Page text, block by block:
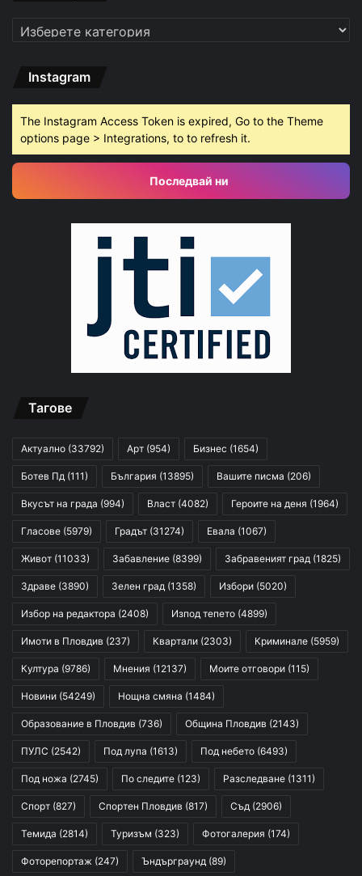
Категории
Instagram
The Instagram Access Token is expired, Go to the Theme
options page > Integrations, to to refresh it.
Последвай ни
Тагове
Актуално (33792) Арт (954) Бизнес (1654)
Ботев Пд (111) България (13895) Вашите писма (206)
Вкусът на града (994) Власт (4082) Героите на деня (1964)
Гласове (5979) Градът (31274) Евала (1067)
Живот (11033) Забавление (8399) Забравеният град (1825)
Здраве (3890) Зелен град (1358) Избори (5020)
Избор на редактора (2408) Изпод тепето (4899)
Имоти в Пловдив (237) Квартали (2303) Криминале (5959)
Култура (9786) Мнения (12137) Моите отговори (115)
Новини (54249) Нощна смяна (1484)
Образование в Пловдив (736) Община Пловдив (2143)
ПУЛС (2542) Под лупа (1613) Под небето (6493)
Под ножа (2745) По следите (123) Разследване (1311)
Спорт (827) Спортен Пловдив (817) Съд (2906)
Темида (2814) Туризъм (323) Фотогалерия (174)
Фоторепортаж (247) Ъндърграунд (89)